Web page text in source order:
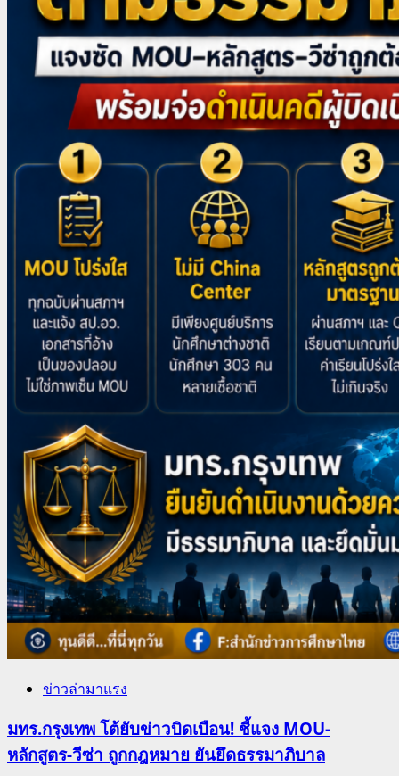
ข่าวล่ามาแรง
มทร.กรุงเทพ โต้ยับข่าวบิดเบือน! ชี้แจง MOU-
หลักสูตร-วีซ่า ถูกกฎหมาย ยันยึดธรรมาภิบาล